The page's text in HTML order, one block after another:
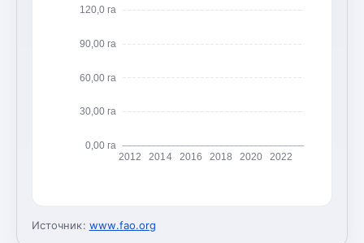
0,00 га
30,00 га
60,00 га
90,00 га
120,0 га
2012 2014 2016 2018 2020 2022
Источник: www.fao.org